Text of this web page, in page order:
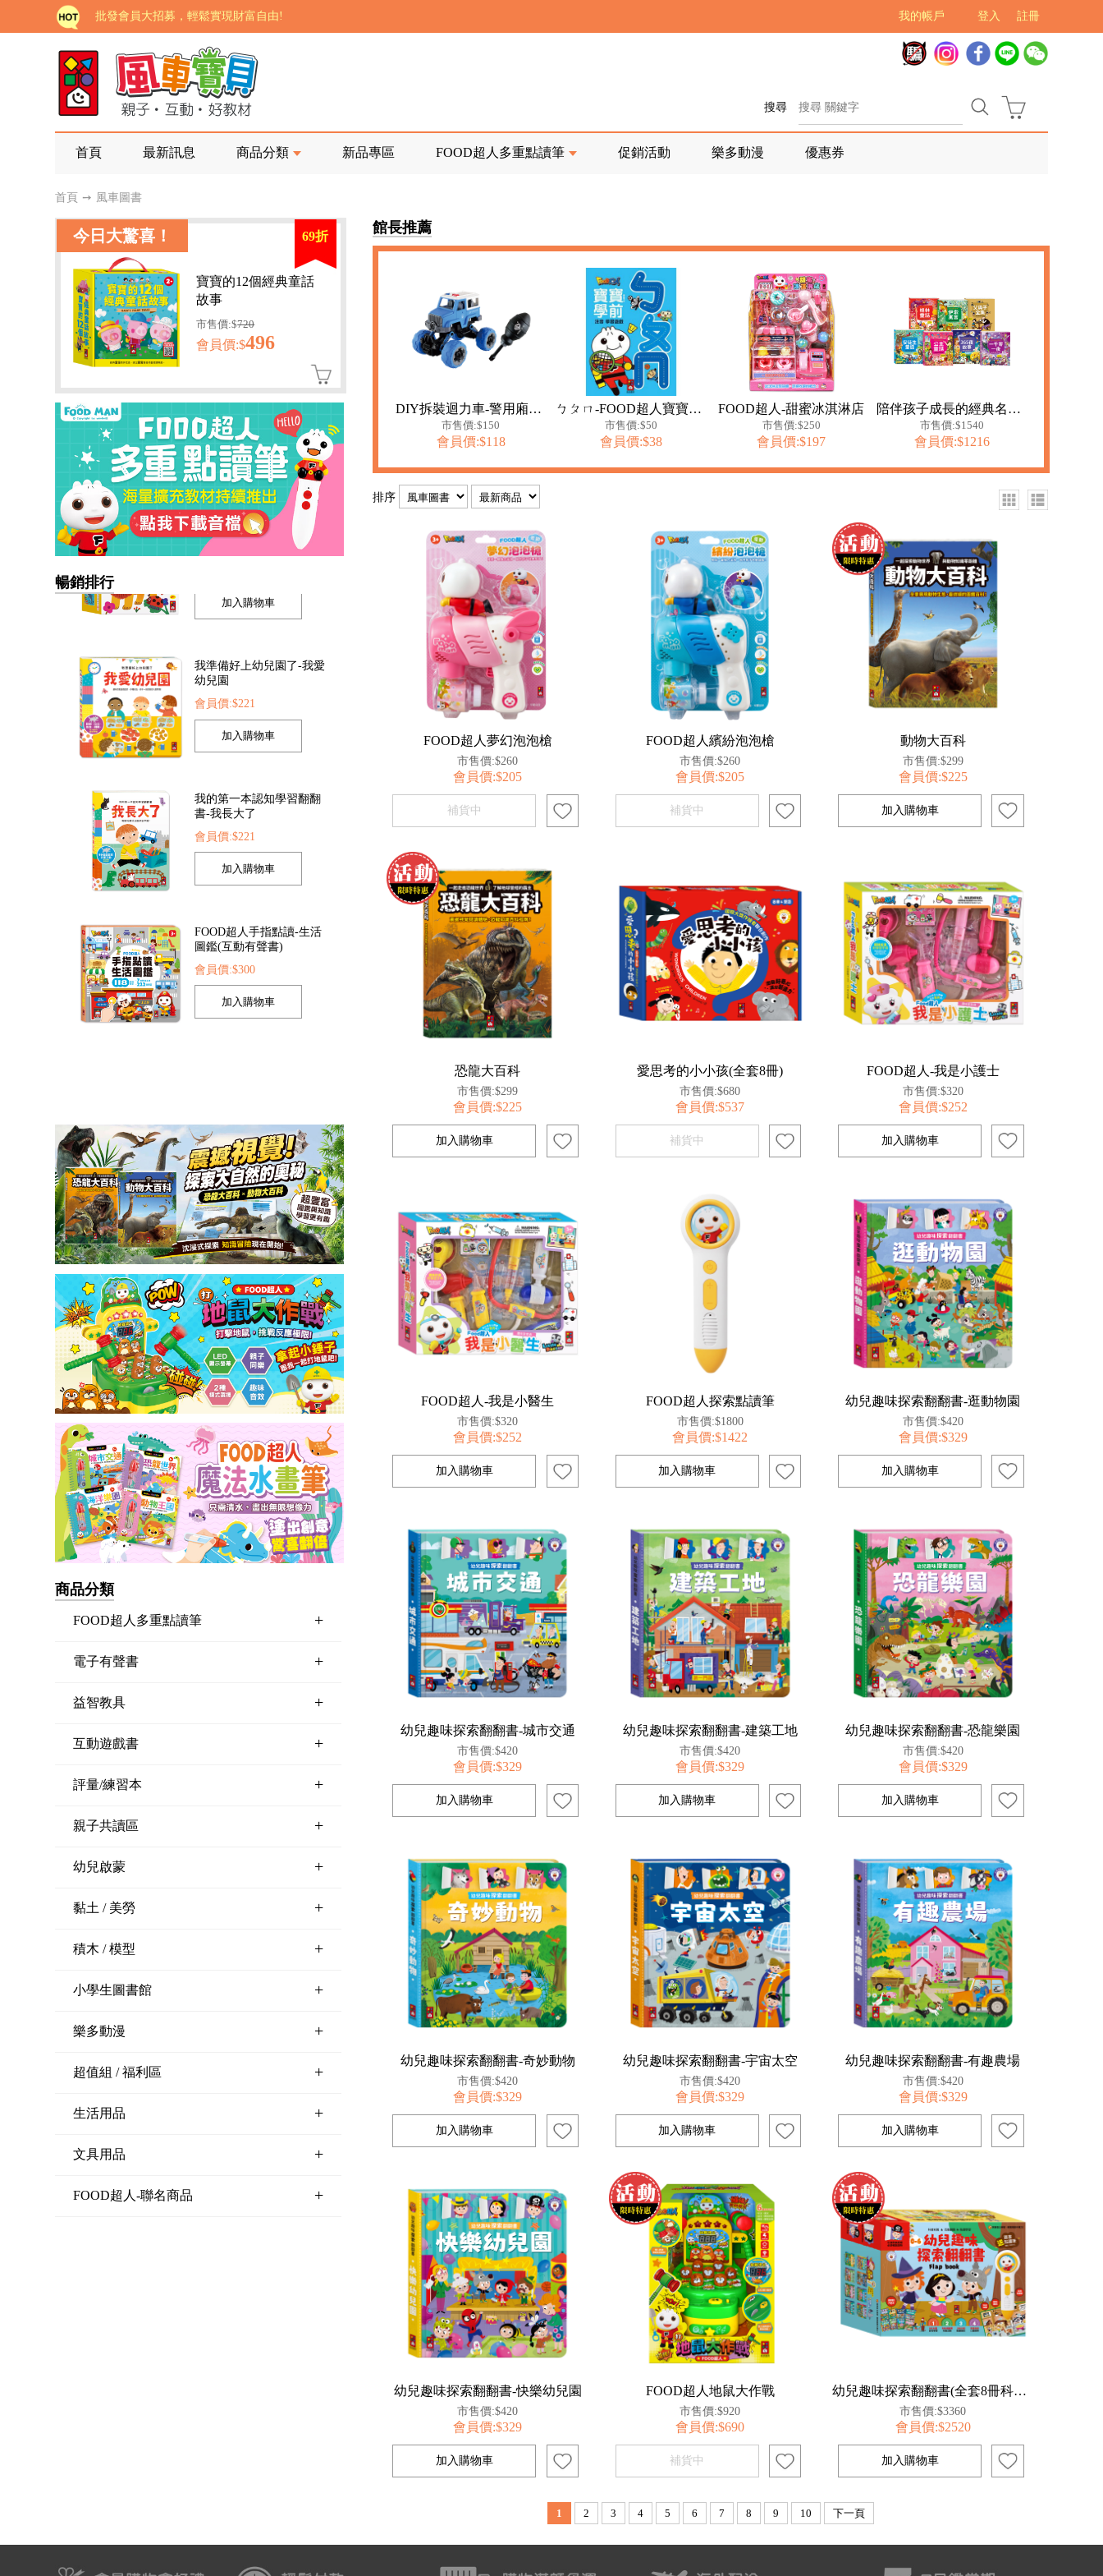
註冊
登入
我的帳戶
批發會員大招募，輕鬆實現財富自由!
如需更改或重開發票 需在訂單成立三天內通知客服 寄回發票需附上回郵郵票
老師您好!!幼教會員火熱招募中~
海外購物免煩惱！點我查看『海外購物流程說明』
家長樂了!「風車書版集團暨FOOD超人企業總部」目前正興建中!
老師您好!!幼教會員火熱招募中~
海外購物免煩惱！點我查看『海外購物流程說明』
搜尋
首頁 最新訊息 商品分類 新品專區 FOOD超人多重點讀筆 促銷活動 樂多動漫 優惠券
首頁 ➙ 風車圖書
今日大驚喜！ 69折
寶寶的12個經典童話
故事
市售價:$720
會員價:$496
暢銷排行
我準備好上幼兒園了-我愛
我的第一本認知學習翻翻
FOOD超人手指點讀-生活
孩子的第一套認知拼圖-動
商品分類
FOOD超人多重點讀筆 +
電子有聲書 +
益智教具 +
互動遊戲書 +
評量/練習本 +
親子共讀區 +
幼兒啟蒙 +
黏土 / 美勞 +
積木 / 模型 +
小學生圖書館 +
樂多動漫 +
超值組 / 福利區 +
生活用品 +
文具用品 +
FOOD超人-聯名商品 +
館長推薦
DIY拆裝迴力車-警用廂型車
市售價:$150
會員價:$118
ㄅㄆㄇ-FOOD超人寶寶學前注音學習遊戲
市售價:$50
會員價:$38
FOOD超人-甜蜜冰淇淋店
市售價:$250
會員價:$197
陪伴孩子成長的經典名著(全套7冊)
市售價:$1540
會員價:$1216
排序
FOOD超人夢幻泡泡槍
市售價:$260
會員價:$205
FOOD超人繽紛泡泡槍
市售價:$260
會員價:$205
動物大百科
市售價:$299
會員價:$225
恐龍大百科
市售價:$299
會員價:$225
愛思考的小小孩(全套8冊)
市售價:$680
會員價:$537
FOOD超人-我是小護士
市售價:$320
會員價:$252
FOOD超人-我是小醫生
市售價:$320
會員價:$252
FOOD超人探索點讀筆
市售價:$1800
會員價:$1422
幼兒趣味探索翻翻書-逛動物園
市售價:$420
會員價:$329
幼兒趣味探索翻翻書-城市交通
市售價:$420
會員價:$329
幼兒趣味探索翻翻書-建築工地
市售價:$420
會員價:$329
幼兒趣味探索翻翻書-恐龍樂園
市售價:$420
會員價:$329
幼兒趣味探索翻翻書-奇妙動物
市售價:$420
會員價:$329
幼兒趣味探索翻翻書-宇宙太空
市售價:$420
會員價:$329
幼兒趣味探索翻翻書-有趣農場
市售價:$420
會員價:$329
幼兒趣味探索翻翻書-快樂幼兒園
市售價:$420
會員價:$329
FOOD超人地鼠大作戰
市售價:$920
會員價:$690
幼兒趣味探索翻翻書(全套8冊科普知識版)
市售價:$3360
會員價:$2520
1 2 3 4 5 6 7 8 9 10 下一頁